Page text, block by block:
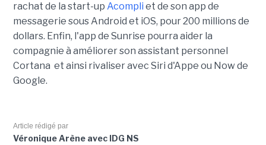
rachat de la start-up Acompli et de son app de
messagerie sous Android et iOS, pour 200 millions de
dollars. Enfin, l'app de Sunrise pourra aider la
compagnie à améliorer son assistant personnel
Cortana et ainsi rivaliser avec Siri d'Appe ou Now de
Google.
Article rédigé par
Véronique Arène avec IDG NS